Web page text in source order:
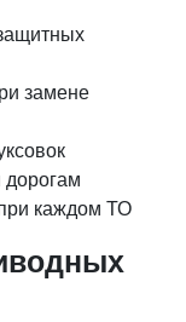
замене
каждом ТО